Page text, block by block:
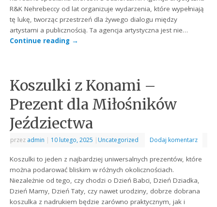
R&K Nehrebeccy od lat organizuje wydarzenia, które wypełniają
tę lukę, tworząc przestrzeń dla żywego dialogu między
artystami a publicznością. Ta agencja artystyczna jest nie…
Continue reading →
Koszulki z Konami –
Prezent dla Miłośników
Jeździectwa
przez admin | 10 lutego, 2025 | Uncategorized Dodaj komentarz
Koszulki to jeden z najbardziej uniwersalnych prezentów, które
można podarować bliskim w różnych okolicznościach.
Niezależnie od tego, czy chodzi o Dzień Babci, Dzień Dziadka,
Dzień Mamy, Dzień Taty, czy nawet urodziny, dobrze dobrana
koszulka z nadrukiem będzie zarówno praktycznym, jak i